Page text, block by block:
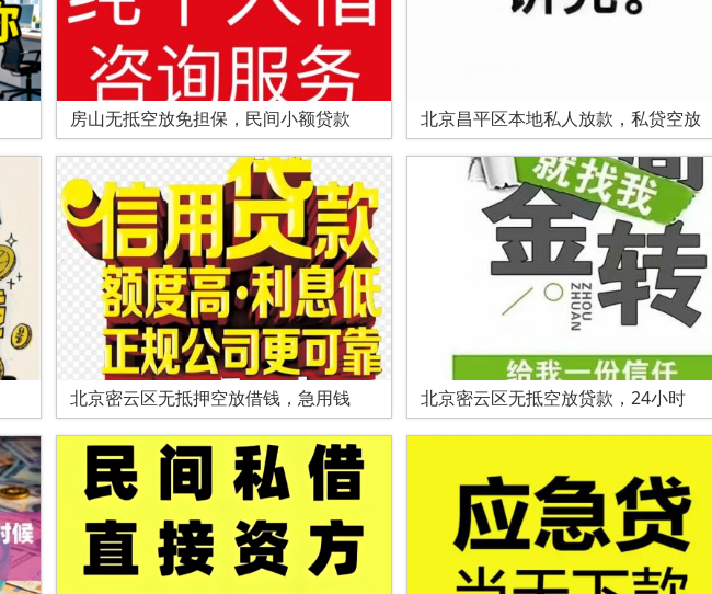
房山无抵空放免担保，民间小额贷款 北京昌平区本地私人放款，私贷空放
北京密云区无抵押空放借钱，急用钱 北京密云区无抵空放贷款，24小时